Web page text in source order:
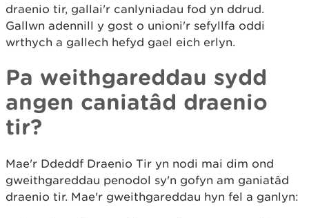
draenio tir, gallai'r canlyniadau fod yn ddrud.
Gallwn adennill y gost o unioni'r sefyllfa oddi
wrthych a gallech hefyd gael eich erlyn.
Pa weithgareddau sydd
angen caniatâd draenio
tir?
Mae'r Ddeddf Draenio Tir yn nodi mai dim ond
gweithgareddau penodol sy'n gofyn am ganiatâd
draenio tir. Mae'r gweithgareddau hyn fel a ganlyn: